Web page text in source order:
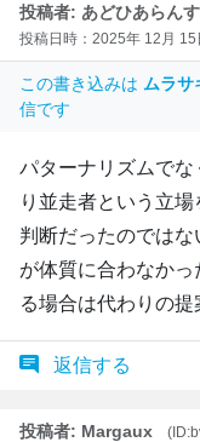
投稿者: あどひあらんす
投稿日時：2025年 12月 15
この書き込みは ムラサ
信です
パターナリズムで
り並走者という立
判断だったのでは
が体質に合わなか
る場合は代わりの提
返信する
投稿者: Margaux